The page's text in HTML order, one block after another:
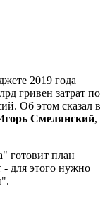
2019 года
гривен затрат по
Об этом сказал в
Смелянский,
готовит план
- для этого нужно